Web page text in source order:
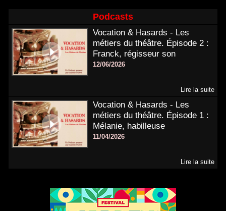
Podcasts
Vocation & Hasards - Les
métiers du théâtre. Épisode 2 :
Franck, régisseur son
12/06/2026
Lire la suite
Vocation & Hasards - Les
métiers du théâtre. Épisode 1 :
Mélanie, habilleuse
11/04/2026
Lire la suite